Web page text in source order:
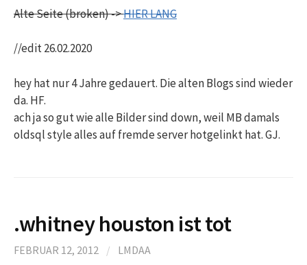
Alte Seite (broken) ->HIER LANG
//edit 26.02.2020
hey hat nur 4 Jahre gedauert. Die alten Blogs sind wieder
da. HF.
ach ja so gut wie alle Bilder sind down, weil MB damals
oldsql style alles auf fremde server hotgelinkt hat. GJ.
.whitney houston ist tot
FEBRUAR 12, 2012 / LMDAA